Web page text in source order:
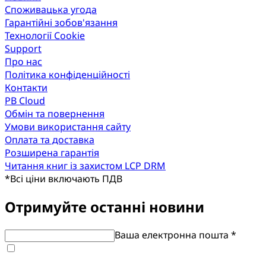
Споживацька угода
Гарантійні зобов'язання
Технології Cookie
Support
Про нас
Політика конфіденційності
Контакти
PB Cloud
Обмін та повернення
Умови використання сайту
Оплата та доставка
Розширена гарантія
Читання книг із захистом LCP DRM
*Всі ціни включають ПДВ
Отримуйте останні новини
Ваша електронна пошта *